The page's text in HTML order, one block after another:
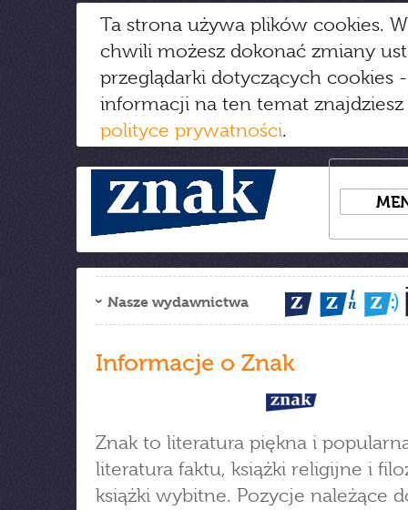
Ta strona używa plików cookies.
chwili możesz dokonać zmiany
przeglądarki dotyczących cookies
informacji na ten temat
polityce prywatności.
Nasze wydawnictwa
Informacje o Znak
Znak to literatura piękna i
literatura faktu, książki religijne i
książki wybitne. Pozycje należące